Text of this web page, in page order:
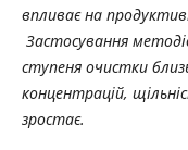
впливає на
Застосування
ступеня очистки
концентрацій,
зростає.